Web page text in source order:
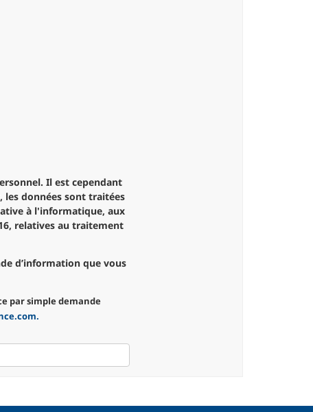
à l'informatique, aux
relatives au traitement
d’information que vous
par simple demande